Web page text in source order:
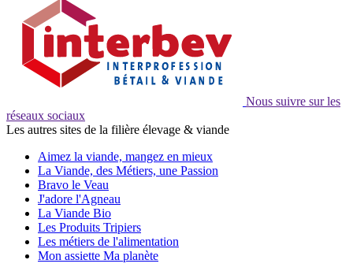
Nous suivre sur les
réseaux sociaux
Les autres sites de la filière élevage & viande
Aimez la viande, mangez en mieux
La Viande, des Métiers, une Passion
Bravo le Veau
J'adore l'Agneau
La Viande Bio
Les Produits Tripiers
Les métiers de l'alimentation
Mon assiette Ma planète